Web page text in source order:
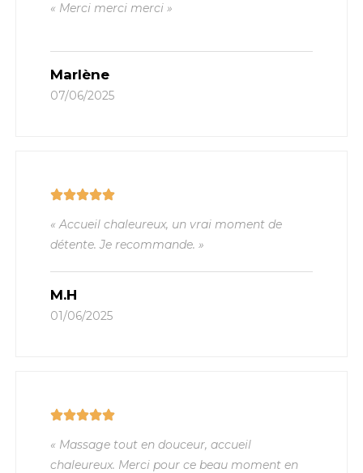
« Merci merci merci »
Marlène
07/06/2025
« Accueil chaleureux, un vrai moment de
détente. Je recommande. »
M.H
01/06/2025
« Massage tout en douceur, accueil
chaleureux. Merci pour ce beau moment en